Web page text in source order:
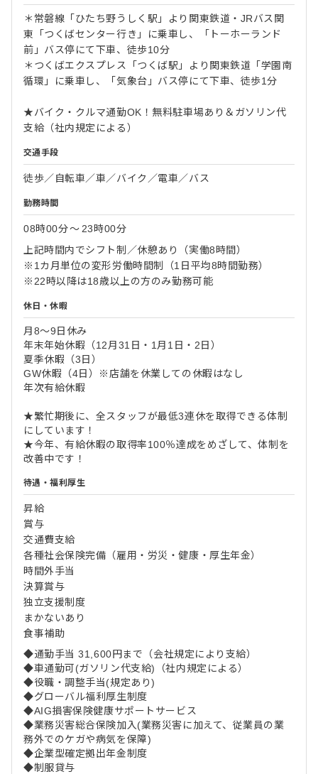
＊常磐線「ひたち野うしく駅」より関東鉄道・JRバス関
東「つくばセンター行き」に乗車し、「トーホーランド
前」バス停にて下車、徒歩10分
＊つくばエクスプレス「つくば駅」より関東鉄道「学園南
循環」に乗車し、「気象台」バス停にて下車、徒歩1分
★バイク・クルマ通勤OK！無料駐車場あり＆ガソリン代
支給（社内規定による）
交通手段
徒歩／自転車／車／バイク／電車／バス
勤務時間
08時00分〜 23時00分
上記時間内でシフト制／休憩あり（実働8時間）
※1カ月単位の変形労働時間制（1日平均8時間勤務）
※22時以降は18歳以上の方のみ勤務可能
休日・休暇
月8～9日休み
年末年始休暇（12月31日・1月1日・2日）
夏季休暇（3日）
GW休暇（4日）※店舗を休業しての休暇はなし
年次有給休暇
★繁忙期後に、全スタッフが最低3連休を取得できる体制
にしています！
★今年、有給休暇の取得率100％達成をめざして、体制を
改善中です！
待遇・福利厚生
昇給
賞与
交通費支給
各種社会保険完備（雇用・労災・健康・厚生年金）
時間外手当
決算賞与
独立支援制度
まかないあり
食事補助
◆通勤手当 31,600円まで（会社規定により支給）
◆車通勤可(ガソリン代支給)（社内規定による）
◆役職・調整手当(規定あり)
◆グローバル福利厚生制度
◆AIG損害保険健康サポートサービス
◆業務災害総合保険加入(業務災害に加えて、従業員の業
務外でのケガや病気を保障)
◆企業型確定拠出年金制度
◆制服貸与